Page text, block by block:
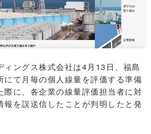
ィングス株式会社は4月13日、福島
にて月毎の個人線量を評価する準備
際に、各企業の線量評価担当者に対
報を誤送信したことが判明したと発